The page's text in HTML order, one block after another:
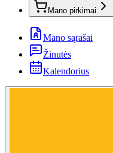
Mano pirkimai
Mano sąrašai
Žinutės
Kalendorius